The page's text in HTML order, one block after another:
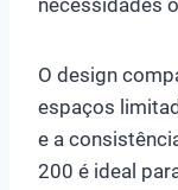
O design
espaços
e a
200 é ideal